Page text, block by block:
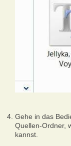
Gehe in das
Quellen-Ordner,
kannst.